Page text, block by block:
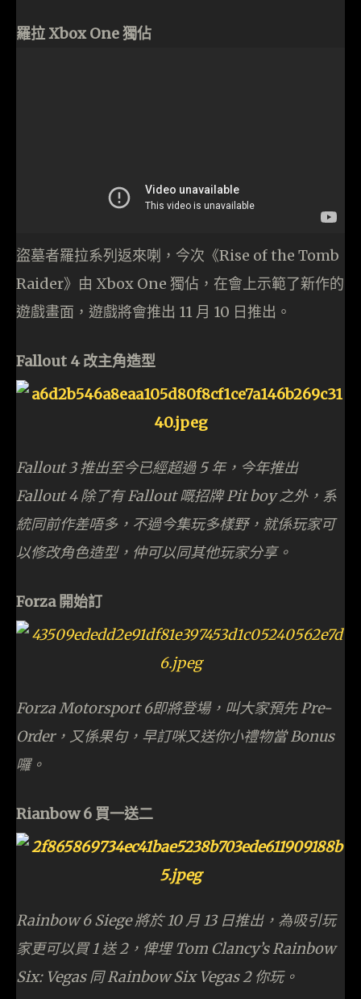
羅拉 Xbox One 獨佔
盜墓者羅拉系列返來喇，今次《Rise of the Tomb
Raider》由 Xbox One 獨佔，在會上示範了新作的
遊戲畫面，遊戲將會推出 11 月 10 日推出。
Fallout 4 改主角造型
Fallout 3 推出至今已經超過 5 年，今年推出
Fallout 4 除了有 Fallout 嘅招牌 Pit boy 之外，系
統同前作差唔多，不過今集玩多樣野，就係玩家可
以修改角色造型，仲可以同其他玩家分享。
Forza 開始訂
Forza Motorsport 6即將登場，叫大家預先 Pre-
Order，又係果句，早訂咪又送你小禮物當 Bonus
囉。
Rianbow 6 買一送二
Rainbow 6 Siege 將於 10 月 13 日推出，為吸引玩
家更可以買 1 送 2，俾埋 Tom Clancy’s Rainbow
Six: Vegas 同 Rainbow Six Vegas 2 你玩。